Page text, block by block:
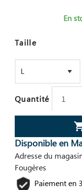
En
Taille
Quantité
Disponible en
Adresse du
Fougères
Paiement en